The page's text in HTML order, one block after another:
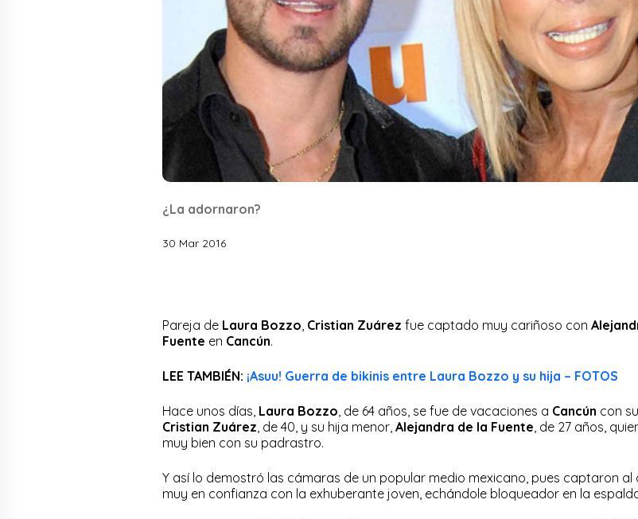
¿La adornaron?
30 Mar 2016
Pareja de Laura Bozzo Cristian Zuárez fue captado muy cariñoso con
Fuente en Cancún.
LEE TAMBIÉN: ¡Asuu! Guerra de bikinis entre Laura Bozzo y su hija – FOTOS
Hace unos días, Laura Bozzo , de 64 años, se fue de vacaciones a Cancún con
Cristian Zuárez , de 40, y su hija menor, Alejandra de la Fuente , de 27 años,
muy bien con su padrastro.
Y así lo demostró las cámaras de un popular medio mexicano, pues captaron al
muy en confianza con la exhuberante joven, echándole bloqueador en la